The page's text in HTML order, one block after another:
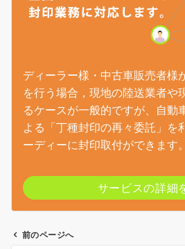
ディーラー様・中古車販売者様
を行う場合，現地の陸送業者や
るケースが一般的ですが、自動
よる「丁種封印の再々委託」を
ーディーに封印取付ができます。
サービスの詳細
前のページへ